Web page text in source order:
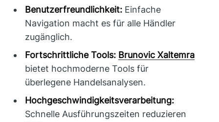
Benutzerfreundlichkeit: Einfache
Navigation macht es für alle Händler
zugänglich.
Fortschrittliche Tools: Brunovic Xaltemra
bietet hochmoderne Tools für
überlegene Handelsanalysen.
Hochgeschwindigkeitsverarbeitung:
Schnelle Ausführungszeiten reduzieren